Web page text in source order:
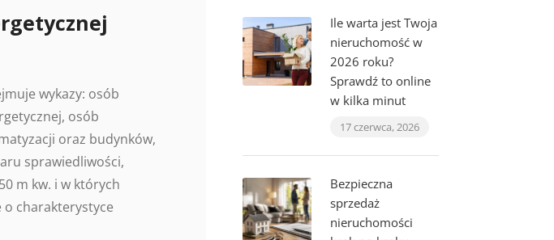
wykazy: osób
osób
oraz budynków,
sprawiedliwości,
m kw. i w których
o charakterystyce
Ile warta jest Twoja
nieruchomość w
2026 roku?
Sprawdź to online
w kilka minut
17 czerwca, 2026
Bezpieczna
sprzedaż
nieruchomości